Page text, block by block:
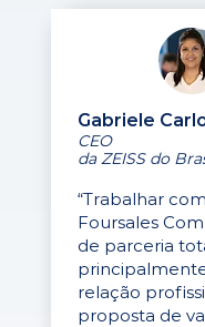
Gabriele
CEO
da ZEISS do
“Trabalhar
Foursales
de parceria
relação
proposta de